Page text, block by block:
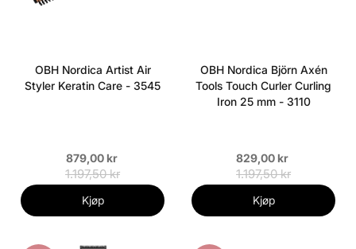
OBH Nordica Artist Air
Styler Keratin Care - 3545
879,00 kr
1.197,50 kr
Kjøp
OBH Nordica Björn Axén
Tools Touch Curler Curling
Iron 25 mm - 3110
829,00 kr
1.197,50 kr
Kjøp